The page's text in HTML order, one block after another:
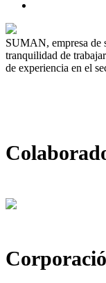
SUMAN, empresa de
tranquilidad de
de experiencia en el